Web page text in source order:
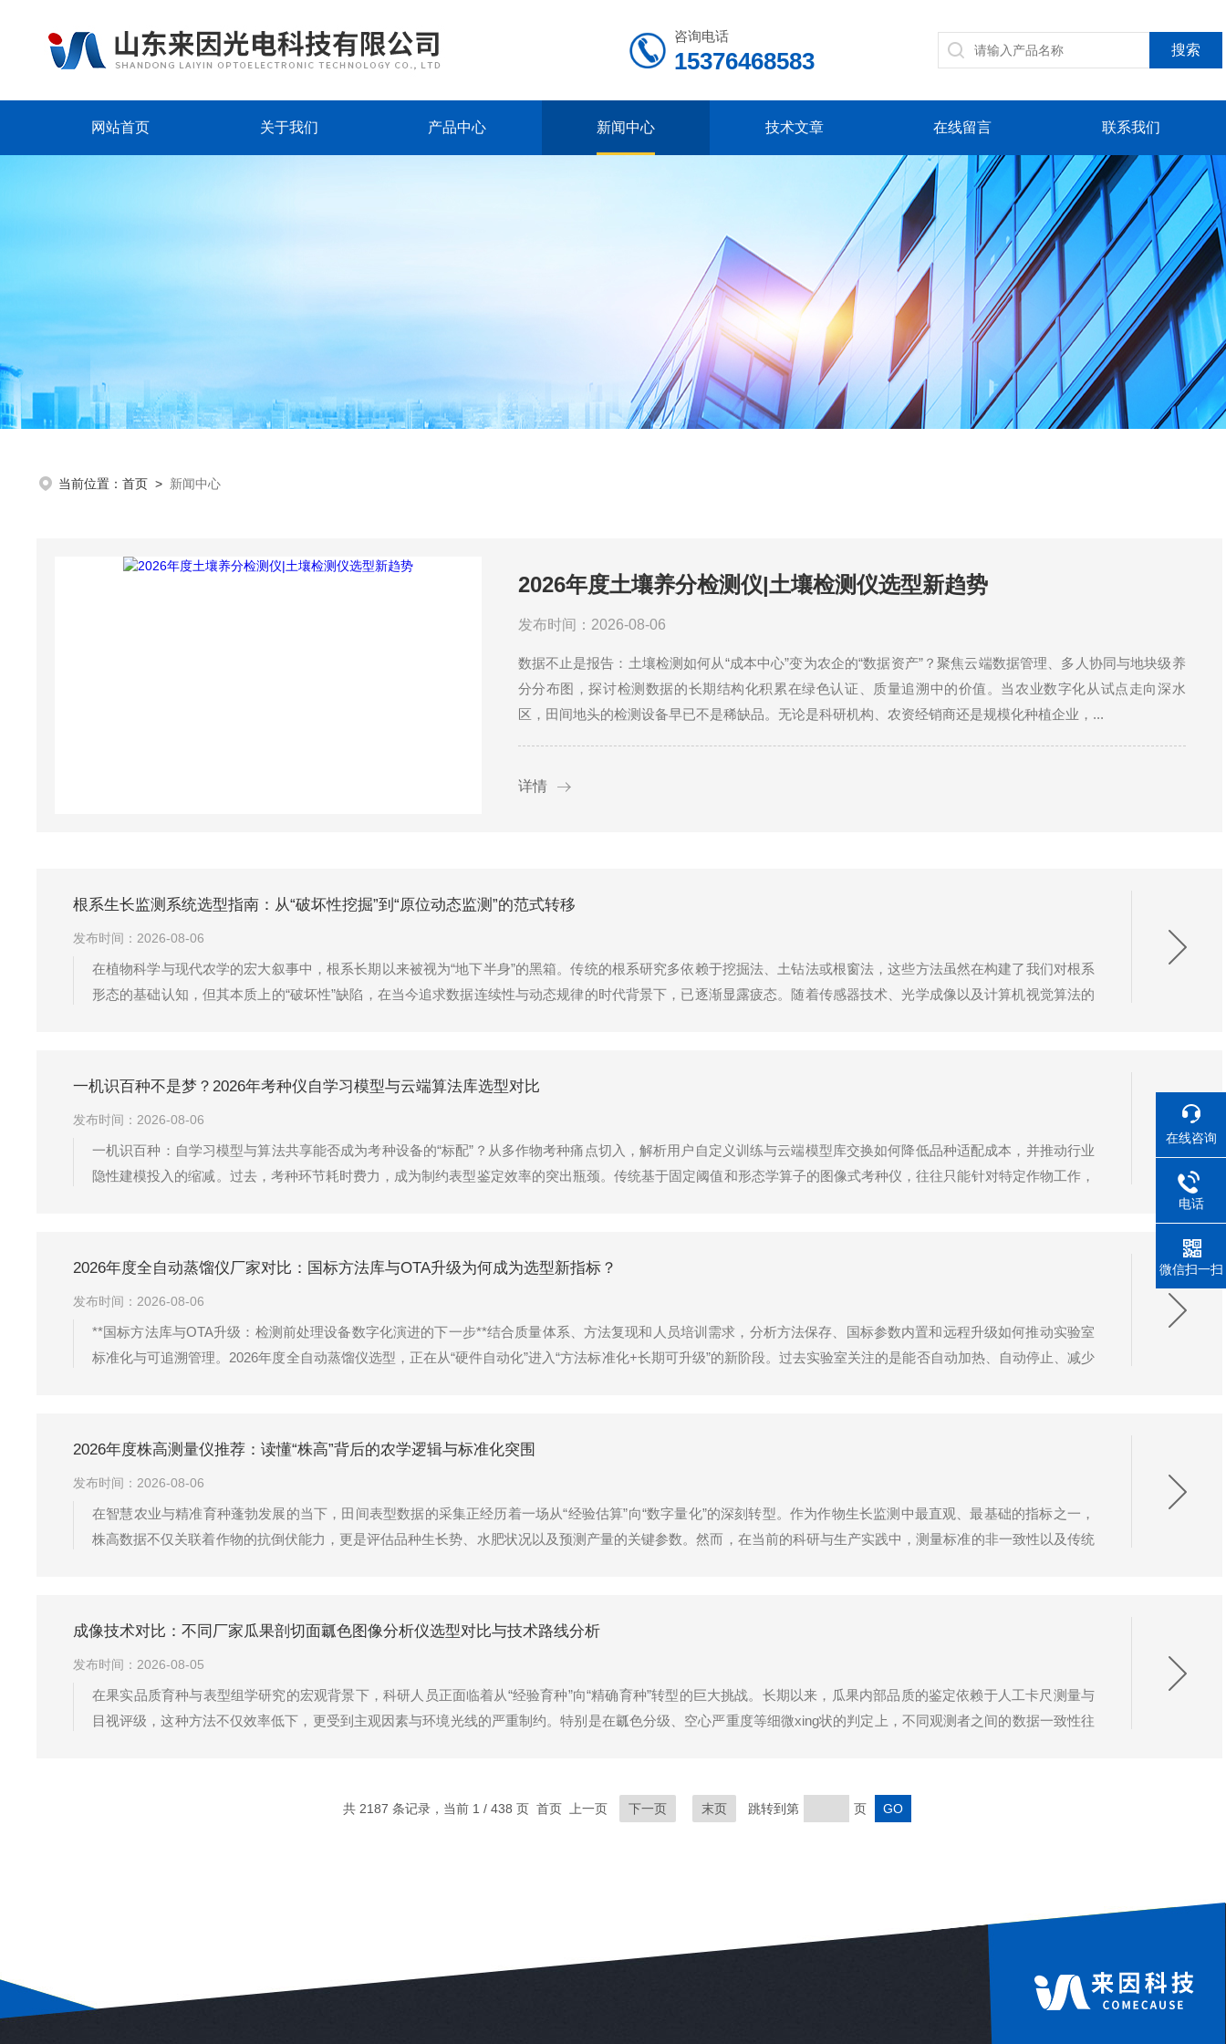
咨询电话
15376468583
网站首页 关于我们 产品中心 新闻中心 技术文章 在线留言 联系我们
当前位置： 首页 > 新闻中心
2026年度土壤养分检测仪|土壤检测仪选型新趋势
发布时间：2026-08-06
数据不止是报告：土壤检测如何从“成本中心”变为农企的“数据资产”？聚焦云端数据管理、多人协同与地块级养
分分布图，探讨检测数据的长期结构化积累在绿色认证、质量追溯中的价值。当农业数字化从试点走向深水
区，田间地头的检测设备早已不是稀缺品。无论是科研机构、农资经销商还是规模化种植企业，...
详情
根系生长监测系统选型指南：从“破坏性挖掘”到“原位动态监测”的范式转移
发布时间：2026-08-06
在植物科学与现代农学的宏大叙事中，根系长期以来被视为“地下半身”的黑箱。传统的根系研究多依赖于挖掘法、土钻法或根窗法，这些方法虽然在构建了我们对根系
形态的基础认知，但其本质上的“破坏性”缺陷，在当今追求数据连续性与动态规律的时代背景下，已逐渐显露疲态。随着传感器技术、光学成像以及计算机视觉算法的
一机识百种不是梦？2026年考种仪自学习模型与云端算法库选型对比
发布时间：2026-08-06
一机识百种：自学习模型与算法共享能否成为考种设备的“标配”？从多作物考种痛点切入，解析用户自定义训练与云端模型库交换如何降低品种适配成本，并推动行业
隐性建模投入的缩减。过去，考种环节耗时费力，成为制约表型鉴定效率的突出瓶颈。传统基于固定阈值和形态学算子的图像式考种仪，往往只能针对特定作物工作，
2026年度全自动蒸馏仪厂家对比：国标方法库与OTA升级为何成为选型新指标？
发布时间：2026-08-06
**国标方法库与OTA升级：检测前处理设备数字化演进的下一步**结合质量体系、方法复现和人员培训需求，分析方法保存、国标参数内置和远程升级如何推动实验室
标准化与可追溯管理。2026年度全自动蒸馏仪选型，正在从“硬件自动化”进入“方法标准化+长期可升级”的新阶段。过去实验室关注的是能否自动加热、自动停止、减少
2026年度株高测量仪推荐：读懂“株高”背后的农学逻辑与标准化突围
发布时间：2026-08-06
在智慧农业与精准育种蓬勃发展的当下，田间表型数据的采集正经历着一场从“经验估算”向“数字量化”的深刻转型。作为作物生长监测中最直观、最基础的指标之一，
株高数据不仅关联着作物的抗倒伏能力，更是评估品种生长势、水肥状况以及预测产量的关键参数。然而，在当前的科研与生产实践中，测量标准的非一致性以及传统
成像技术对比：不同厂家瓜果剖切面瓤色图像分析仪选型对比与技术路线分析
发布时间：2026-08-05
在果实品质育种与表型组学研究的宏观背景下，科研人员正面临着从“经验育种”向“精确育种”转型的巨大挑战。长期以来，瓜果内部品质的鉴定依赖于人工卡尺测量与
目视评级，这种方法不仅效率低下，更受到主观因素与环境光线的严重制约。特别是在瓤色分级、空心严重度等细微xing状的判定上，不同观测者之间的数据一致性往
共 2187 条记录，当前 1 / 438 页 首页 上一页 下一页 末页 跳转到第 页
在线咨询
电话
微信扫一扫